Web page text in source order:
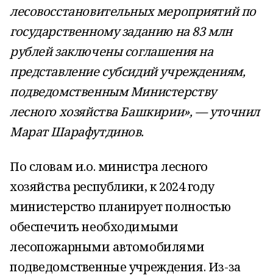
лесовосстановительных мероприятий по
государственному заданию на 83 млн
рублей заключены соглашения на
представление субсидий учреждениям,
подведомственным Министерству
лесного хозяйства Башкирии», — уточнил
Марат Шарафутдинов.
По словам и.о. министра лесного
хозяйства республики, к 2024 году
министерство планирует полностью
обеспечить необходимыми
лесопожарными автомобилями
подведомственные учреждения. Из-за